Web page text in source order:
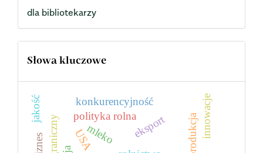
dla bibliotekarzy
Słowa kluczowe
eksport produkcja
konkurencyjność
polityka rolna
mleko
jakość
USA
innowacje